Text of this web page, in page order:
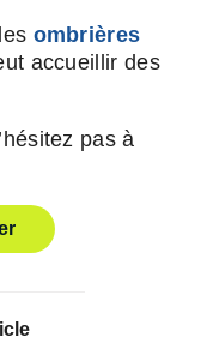
ombrières
accueillir des
pas à